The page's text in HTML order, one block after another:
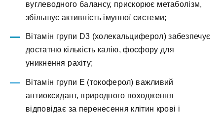
вуглеводного балансу, прискорює метаболізм,
збільшує активність імунної системи;
Вітамін групи D3 (холекальциферол) забезпечує
достатню кількість калію, фосфору для
уникнення рахіту;
Вітамін групи Е (токоферол) важливий
антиоксидант, природного походження
відповідає за перенесення клітин крові і